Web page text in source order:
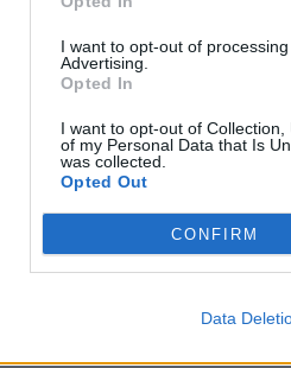
I want to opt-out of
Advertising.
Opted In
I want to opt-out of
of my Personal Data that Is
was collected.
Opted Out
CONFIRM
Data
ΕΛΛΑΔΑ
αστυνομικό - Βαρύτατες